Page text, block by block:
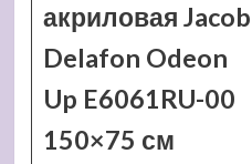
акриловая Jacob
Delafon Odeon
Up E6061RU-00
150×75 см